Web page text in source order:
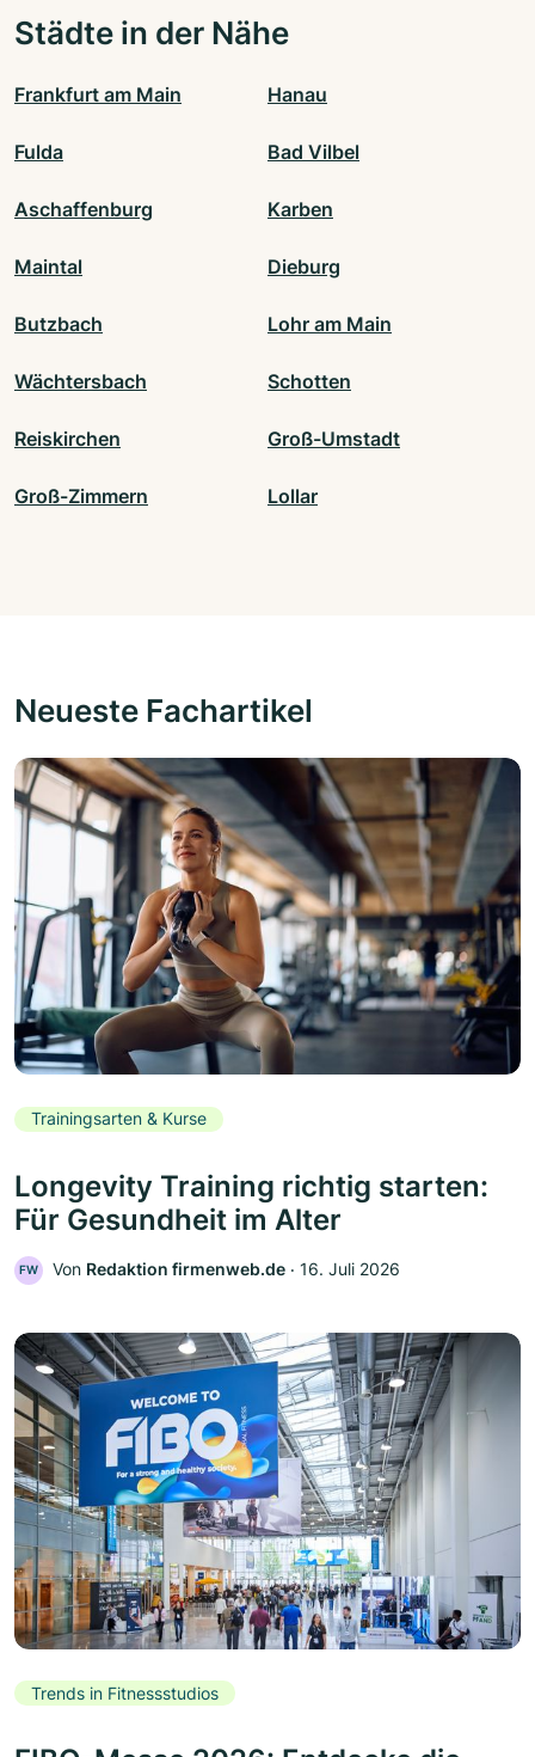
Städte in der Nähe
Frankfurt am Main Hanau
Fulda Bad Vilbel
Aschaffenburg Karben
Maintal Dieburg
Butzbach Lohr am Main
Wächtersbach Schotten
Reiskirchen Groß-Umstadt
Groß-Zimmern Lollar
Neueste Fachartikel
Trainingsarten & Kurse
Longevity Training richtig starten:
Für Gesundheit im Alter
FW Von Redaktion firmenweb.de ‧ 16. Juli 2026
Trends in Fitnessstudios